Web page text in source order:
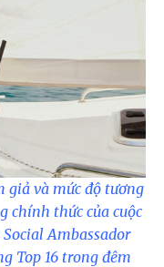
giả và mức độ tương
chính thức của cuộc
Ambassador
Top 16 trong đêm